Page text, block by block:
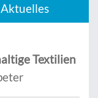
Aktuelles
Textilien